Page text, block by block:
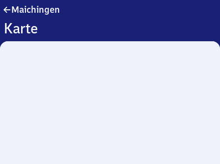
Maichingen
Karte